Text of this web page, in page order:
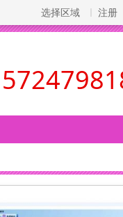
选择区域 注册